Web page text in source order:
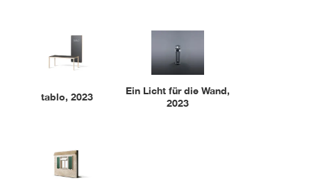
tablo, 2023
Ein Licht für die Wand,
2023